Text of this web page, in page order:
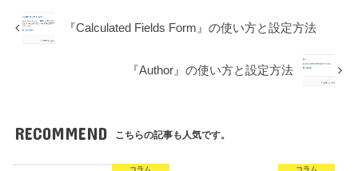
『Calculated Fields Form』の使い方と設定方法
『Author』の使い方と設定方法
RECOMMEND こちらの記事も人気です。